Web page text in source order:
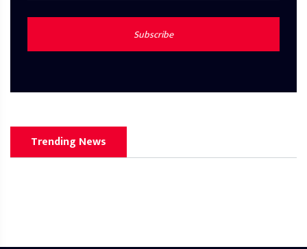
Subscribe
Trending News